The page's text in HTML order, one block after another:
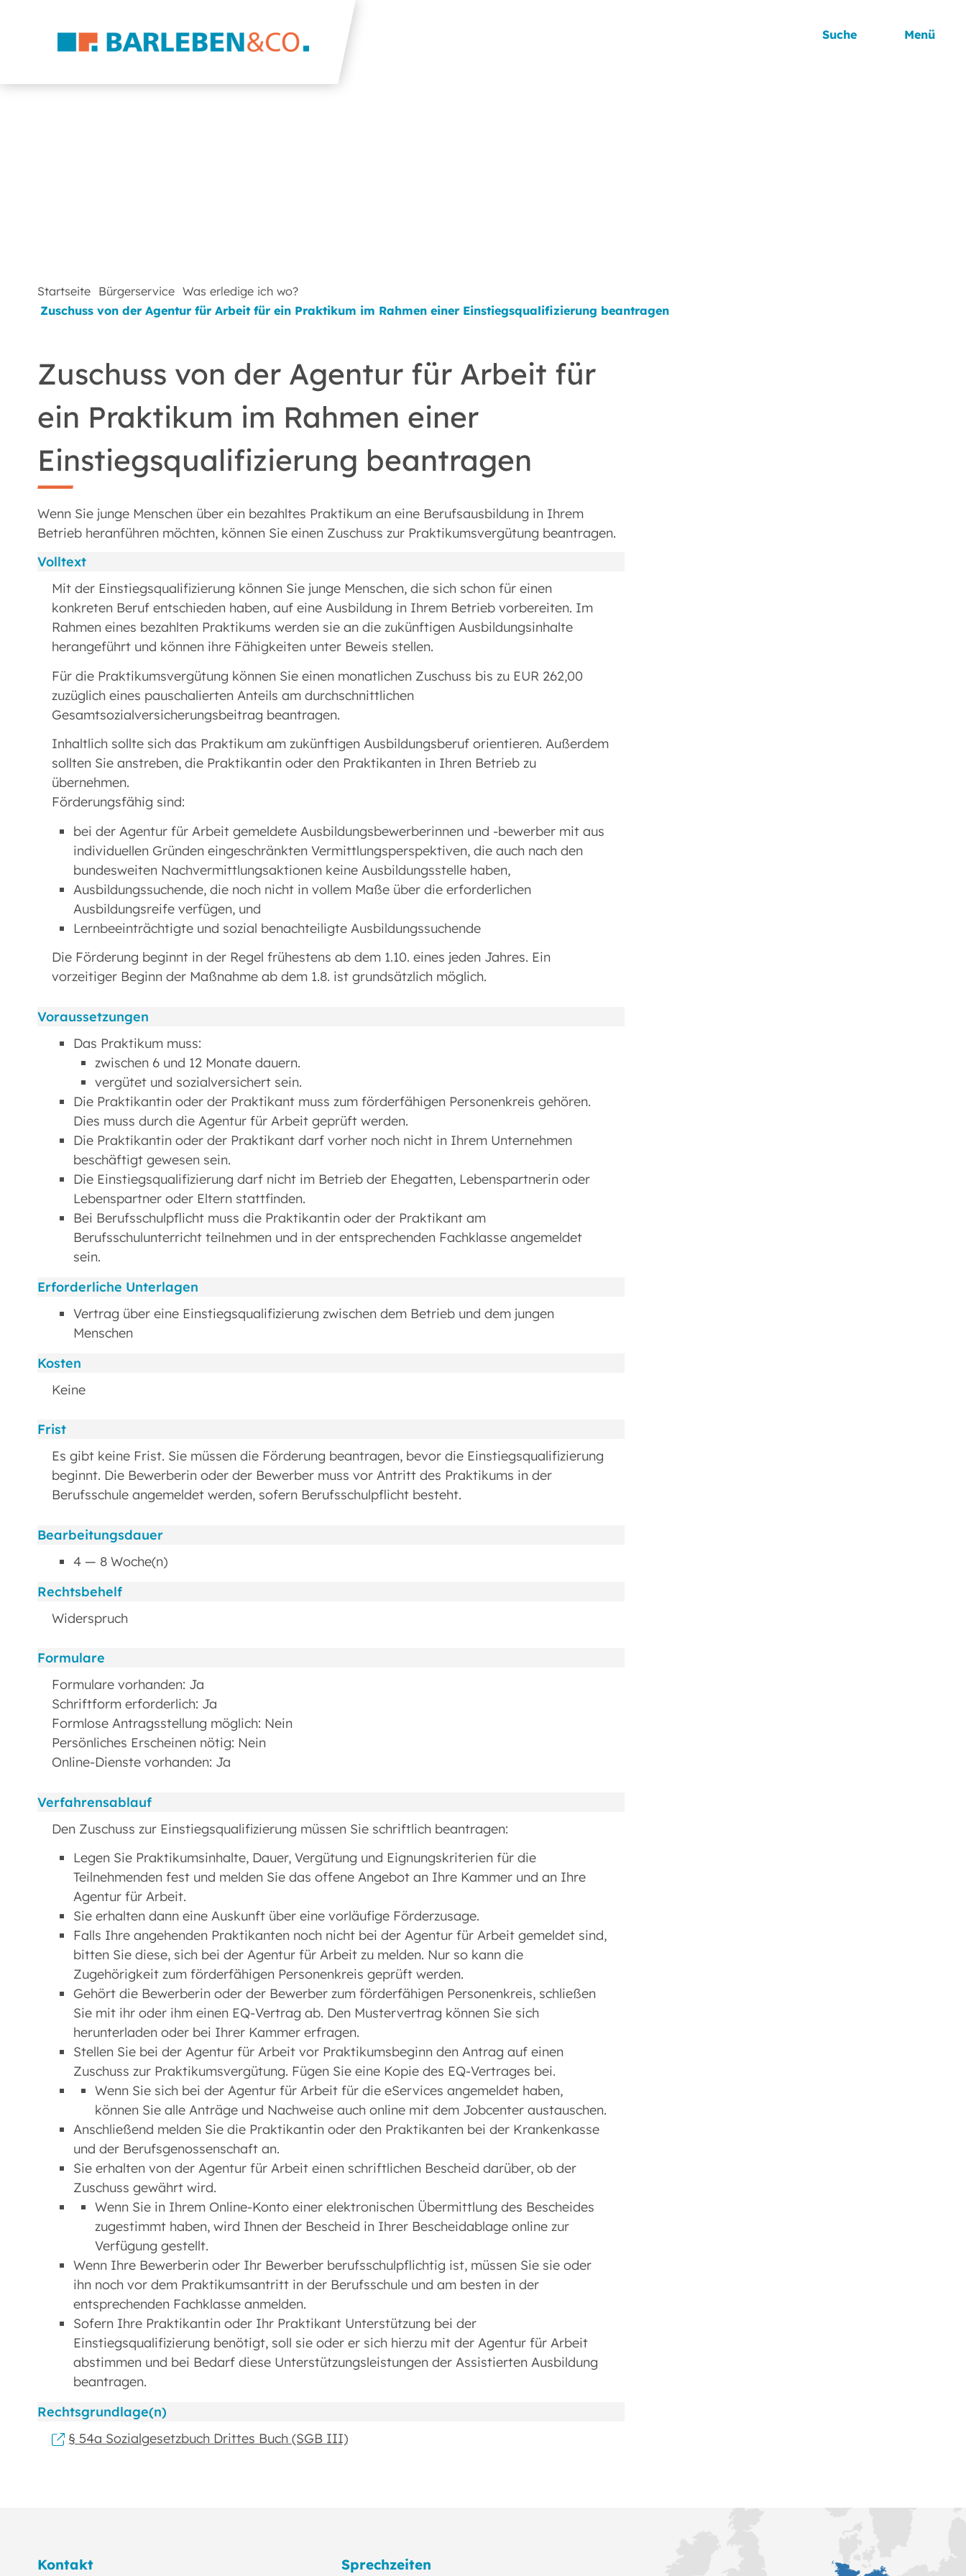
Suche Menü
Startseite Bürgerservice Was erledige ich wo?
Zuschuss von der Agentur für Arbeit für ein Praktikum im Rahmen einer Einstiegsqualifizierung beantragen
Zuschuss von der Agentur für Arbeit für
ein Praktikum im Rahmen einer
Einstiegsqualifizierung beantragen
Wenn Sie junge Menschen über ein bezahltes Praktikum an eine Berufsausbildung in Ihrem
Betrieb heranführen möchten, können Sie einen Zuschuss zur Praktikumsvergütung beantragen.
Volltext
Mit der Einstiegsqualifizierung können Sie junge Menschen, die sich schon für einen
konkreten Beruf entschieden haben, auf eine Ausbildung in Ihrem Betrieb vorbereiten. Im
Rahmen eines bezahlten Praktikums werden sie an die zukünftigen Ausbildungsinhalte
herangeführt und können ihre Fähigkeiten unter Beweis stellen.
Für die Praktikumsvergütung können Sie einen monatlichen Zuschuss bis zu EUR 262,00
zuzüglich eines pauschalierten Anteils am durchschnittlichen
Gesamtsozialversicherungsbeitrag beantragen.
Inhaltlich sollte sich das Praktikum am zukünftigen Ausbildungsberuf orientieren. Außerdem
sollten Sie anstreben, die Praktikantin oder den Praktikanten in Ihren Betrieb zu
übernehmen.
Förderungsfähig sind:
bei der Agentur für Arbeit gemeldete Ausbildungsbewerberinnen und -bewerber mit aus
individuellen Gründen eingeschränkten Vermittlungsperspektiven, die auch nach den
bundesweiten Nachvermittlungsaktionen keine Ausbildungsstelle haben,
Ausbildungssuchende, die noch nicht in vollem Maße über die erforderlichen
Ausbildungsreife verfügen, und
Lernbeeinträchtigte und sozial benachteiligte Ausbildungssuchende
Die Förderung beginnt in der Regel frühestens ab dem 1.10. eines jeden Jahres. Ein
vorzeitiger Beginn der Maßnahme ab dem 1.8. ist grundsätzlich möglich.
Voraussetzungen
Das Praktikum muss:
zwischen 6 und 12 Monate dauern.
vergütet und sozialversichert sein.
Die Praktikantin oder der Praktikant muss zum förderfähigen Personenkreis gehören.
Dies muss durch die Agentur für Arbeit geprüft werden.
Die Praktikantin oder der Praktikant darf vorher noch nicht in Ihrem Unternehmen
beschäftigt gewesen sein.
Die Einstiegsqualifizierung darf nicht im Betrieb der Ehegatten, Lebenspartnerin oder
Lebenspartner oder Eltern stattfinden.
Bei Berufsschulpflicht muss die Praktikantin oder der Praktikant am
Berufsschulunterricht teilnehmen und in der entsprechenden Fachklasse angemeldet
sein.
Erforderliche Unterlagen
Vertrag über eine Einstiegsqualifizierung zwischen dem Betrieb und dem jungen
Menschen
Kosten
Keine
Frist
Es gibt keine Frist. Sie müssen die Förderung beantragen, bevor die Einstiegsqualifizierung
beginnt. Die Bewerberin oder der Bewerber muss vor Antritt des Praktikums in der
Berufsschule angemeldet werden, sofern Berufsschulpflicht besteht.
Bearbeitungsdauer
4 — 8 Woche(n)
Rechtsbehelf
Widerspruch
Formulare
Formulare vorhanden: Ja
Schriftform erforderlich: Ja
Formlose Antragsstellung möglich: Nein
Persönliches Erscheinen nötig: Nein
Online-Dienste vorhanden: Ja
Verfahrensablauf
Den Zuschuss zur Einstiegsqualifizierung müssen Sie schriftlich beantragen:
Legen Sie Praktikumsinhalte, Dauer, Vergütung und Eignungskriterien für die
Teilnehmenden fest und melden Sie das offene Angebot an Ihre Kammer und an Ihre
Agentur für Arbeit.
Sie erhalten dann eine Auskunft über eine vorläufige Förderzusage.
Falls Ihre angehenden Praktikanten noch nicht bei der Agentur für Arbeit gemeldet sind,
bitten Sie diese, sich bei der Agentur für Arbeit zu melden. Nur so kann die
Zugehörigkeit zum förderfähigen Personenkreis geprüft werden.
Gehört die Bewerberin oder der Bewerber zum förderfähigen Personenkreis, schließen
Sie mit ihr oder ihm einen EQ-Vertrag ab. Den Mustervertrag können Sie sich
herunterladen oder bei Ihrer Kammer erfragen.
Stellen Sie bei der Agentur für Arbeit vor Praktikumsbeginn den Antrag auf einen
Zuschuss zur Praktikumsvergütung. Fügen Sie eine Kopie des EQ-Vertrages bei.
Wenn Sie sich bei der Agentur für Arbeit für die eServices angemeldet haben,
können Sie alle Anträge und Nachweise auch online mit dem Jobcenter austauschen.
Anschließend melden Sie die Praktikantin oder den Praktikanten bei der Krankenkasse
und der Berufsgenossenschaft an.
Sie erhalten von der Agentur für Arbeit einen schriftlichen Bescheid darüber, ob der
Zuschuss gewährt wird.
Wenn Sie in Ihrem Online-Konto einer elektronischen Übermittlung des Bescheides
zugestimmt haben, wird Ihnen der Bescheid in Ihrer Bescheidablage online zur
Verfügung gestellt.
Wenn Ihre Bewerberin oder Ihr Bewerber berufsschulpflichtig ist, müssen Sie sie oder
ihn noch vor dem Praktikumsantritt in der Berufsschule und am besten in der
entsprechenden Fachklasse anmelden.
Sofern Ihre Praktikantin oder Ihr Praktikant Unterstützung bei der
Einstiegsqualifizierung benötigt, soll sie oder er sich hierzu mit der Agentur für Arbeit
abstimmen und bei Bedarf diese Unterstützungsleistungen der Assistierten Ausbildung
beantragen.
Rechtsgrundlage(n)
§ 54a Sozialgesetzbuch Drittes Buch (SGB III)
Kontakt Sprechzeiten